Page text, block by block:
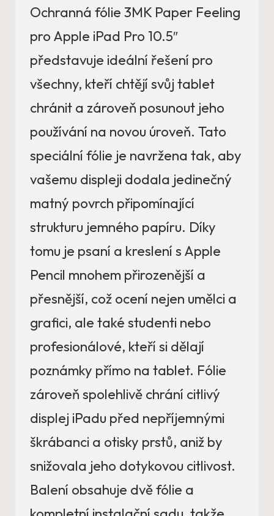
Ochranná fólie 3MK Paper Feeling
pro Apple iPad Pro 10.5″
představuje ideální řešení pro
všechny, kteří chtějí svůj tablet
chránit a zároveň posunout jeho
používání na novou úroveň. Tato
speciální fólie je navržena tak, aby
vašemu displeji dodala jedinečný
matný povrch připomínající
strukturu jemného papíru. Díky
tomu je psaní a kreslení s Apple
Pencil mnohem přirozenější a
přesnější, což ocení nejen umělci a
grafici, ale také studenti nebo
profesionálové, kteří si dělají
poznámky přímo na tablet. Fólie
zároveň spolehlivě chrání citlivý
displej iPadu před nepříjemnými
škrábanci a otisky prstů, aniž by
snižovala jeho dotykovou citlivost.
Balení obsahuje dvě fólie a